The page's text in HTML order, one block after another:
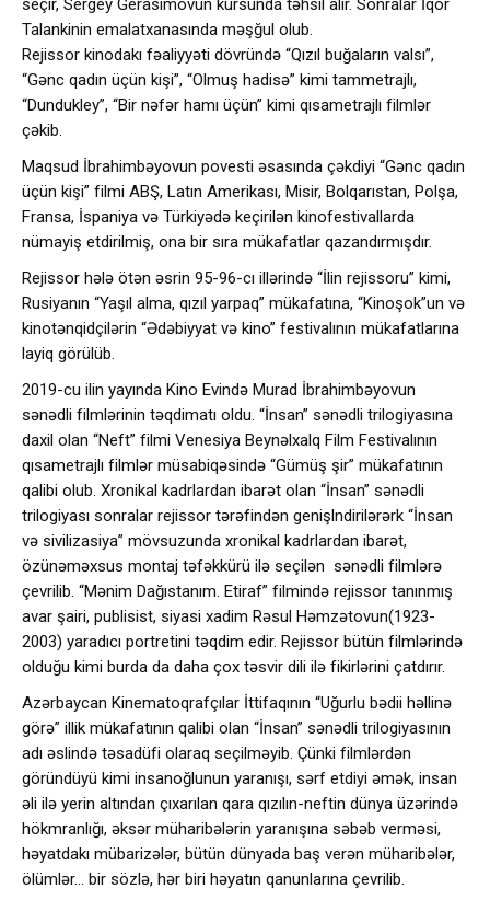
seçir, Sergey Gerasimovun kursunda təhsil alır. Sonralar İqor
Talankinin emalatxanasında məşğul olub.
Rejissor kinodakı fəaliyyəti dövründə “Qızıl buğaların valsı”,
“Gənc qadın üçün kişi”, “Olmuş hadisə” kimi tammetrajlı,
“Dundukley”, “Bir nəfər hamı üçün” kimi qısametrajlı filmlər
çəkib.
Maqsud İbrahimbəyovun povesti əsasında çəkdiyi “Gənc qadın
üçün kişi” filmi ABŞ, Latın Amerikası, Misir, Bolqarıstan, Polşa,
Fransa, İspaniya və Türkiyədə keçirilən kinofestivallarda
nümayiş etdirilmiş, ona bir sıra mükafatlar qazandırmışdır.
Rejissor hələ ötən əsrin 95-96-cı illərində “İlin rejissoru” kimi,
Rusiyanın “Yaşıl alma, qızıl yarpaq” mükafatına, “Kinoşok”un və
kinotənqidçilərin “Ədəbiyyat və kino” festivalının mükafatlarına
layiq görülüb.
2019-cu ilin yayında Kino Evində Murad İbrahimbəyovun
sənədli filmlərinin təqdimatı oldu. “İnsan” sənədli trilogiyasına
daxil olan “Neft” filmi Venesiya Beynəlxalq Film Festivalının
qısametrajlı filmlər müsabiqəsində “Gümüş şir” mükafatının
qalibi olub. Xronikal kadrlardan ibarət olan “İnsan” sənədli
trilogiyası sonralar rejissor tərəfindən genişlndirilərərk “İnsan
və sivilizasiya” mövsuzunda xronikal kadrlardan ibarət,
özünəməxsus montaj təfəkkürü ilə seçilən sənədli filmlərə
çevrilib. “Mənim Dağıstanım. Etiraf” filmində rejissor tanınmış
avar şairi, publisist, siyasi xadim Rəsul Həmzətovun(1923-
2003) yaradıcı portretini təqdim edir. Rejissor bütün filmlərində
olduğu kimi burda da daha çox təsvir dili ilə fikirlərini çatdırır.
Azərbaycan Kinematoqrafçılar İttifaqının “Uğurlu bədii həllinə
görə” illik mükafatının qalibi olan “İnsan” sənədli trilogiyasının
adı əslində təsadüfi olaraq seçilməyib. Çünki filmlərdən
göründüyü kimi insanoğlunun yaranışı, sərf etdiyi əmək, insan
əli ilə yerin altından çıxarılan qara qızılın-neftin dünya üzərində
hökmranlığı, əksər müharibələrin yaranışına səbəb verməsi,
həyatdakı mübarizələr, bütün dünyada baş verən müharibələr,
ölümlər… bir sözlə, hər biri həyatın qanunlarına çevrilib.